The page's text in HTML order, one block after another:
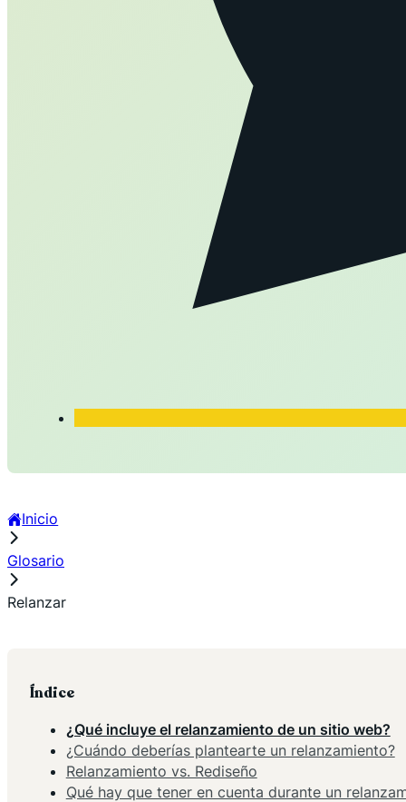
Inicio
Glosario
Relanzar
Índice
¿Qué incluye el relanzamiento de un sitio web?
¿Cuándo deberías plantearte un relanzamiento?
Relanzamiento vs. Rediseño
Qué hay que tener en cuenta durante un